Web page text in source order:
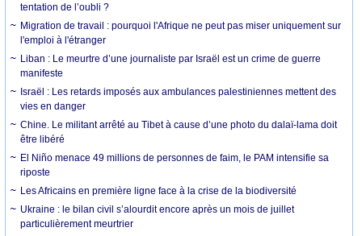
tentation de l’oubli ?
Migration de travail : pourquoi l'Afrique ne peut pas miser uniquement sur
l'emploi à l'étranger
Liban : Le meurtre d’une journaliste par Israël est un crime de guerre
manifeste
Israël : Les retards imposés aux ambulances palestiniennes mettent des
vies en danger
Chine. Le militant arrêté au Tibet à cause d’une photo du dalaï-lama doit
être libéré
El Niño menace 49 millions de personnes de faim, le PAM intensifie sa
riposte
Les Africains en première ligne face à la crise de la biodiversité
Ukraine : le bilan civil s’alourdit encore après un mois de juillet
particulièrement meurtrier